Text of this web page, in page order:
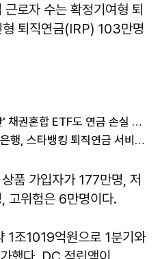
로자 수는 확정기여형 퇴
퇴직연금(IRP) 103만명
삼전닉스 급락에…'안전자산' 채권혼합 ETF도 연금 손실 직격탄
"더 쉽고, 빠르게"…KB국민은행, 스타뱅킹 퇴직연금 서비스 개편
품 가입자가 177만명, 저
고위험은 6만명이다.
1조1019억원으로 1분기와